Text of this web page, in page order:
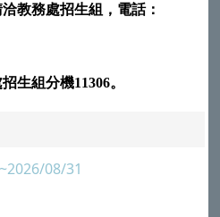
教務處招生組，電話：
生組分機11306。
08/31